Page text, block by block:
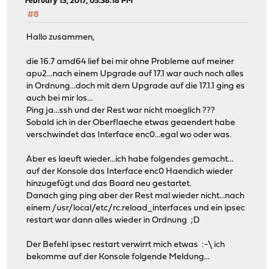
#8
Hallo zusammen,
die 16.7 amd64 lief bei mir ohne Probleme auf meiner
apu2...nach einem Upgrade auf 17.1 war auch noch alles
in Ordnung...doch mit dem Upgrade auf die 17.1.1 ging es
auch bei mir los...
Ping ja...ssh und der Rest war nicht moeglich ???
Sobald ich in der Oberflaeche etwas geaendert habe
verschwindet das Interface enc0...egal wo oder was.
Aber es laeuft wieder...ich habe folgendes gemacht...
auf der Konsole das Interface enc0 Haendich wieder
hinzugefügt und das Board neu gestartet.
Danach ging ping aber der Rest mal wieder nicht...nach
einem /usr/local/etc/rc.reload_interfaces und ein ipsec
restart war dann alles wieder in Ordnung ;D
Der Befehl ipsec restart verwirrt mich etwas :-\ ich
bekomme auf der Konsole folgende Meldung...